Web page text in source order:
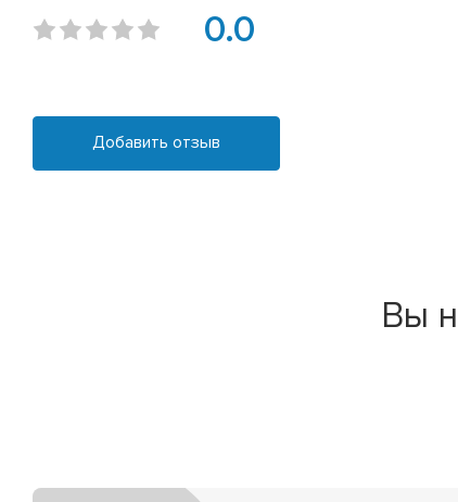
0.0
Добавить отзыв
Вы